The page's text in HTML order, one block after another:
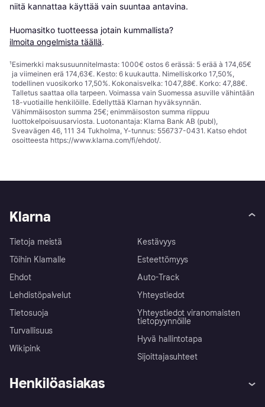
niitä kannattaa käyttää vain suuntaa antavina.
Huomasitko tuotteessa jotain kummallista?
ilmoita ongelmista täällä.
¹Esimerkki maksusuunnitelmasta: 1000€ ostos 6 erässä: 5 erää à 174,65€
ja viimeinen erä 174,63€. Kesto: 6 kuukautta. Nimelliskorko 17,50%,
todellinen vuosikorko 17,50%. Kokonaisvelka: 1047,88€. Korko: 47,88€.
Talletus saattaa olla tarpeen. Voimassa vain Suomessa asuville vähintään
18-vuotiaille henkilöille. Edellyttää Klarnan hyväksynnän.
Vähimmäisoston summa 25€; enimmäisoston summa riippuu
luottokelpoisuusarviosta. Luotonantaja: Klarna Bank AB (publ),
Sveavägen 46, 111 34 Tukholma, Y-tunnus: 556737-0431. Katso ehdot
osoitteesta https://www.klarna.com/fi/ehdot/.
Klarna
Tietoja meistä
Töihin Klarnalle
Ehdot
Lehdistöpalvelut
Tietosuoja
Turvallisuus
Wikipink
Kestävyys
Esteettömyys
Auto-Track
Yhteystiedot
Yhteystiedot viranomaisten
tietopyynnöille
Hyvä hallintotapa
Sijoittajasuhteet
Henkilöasiakas